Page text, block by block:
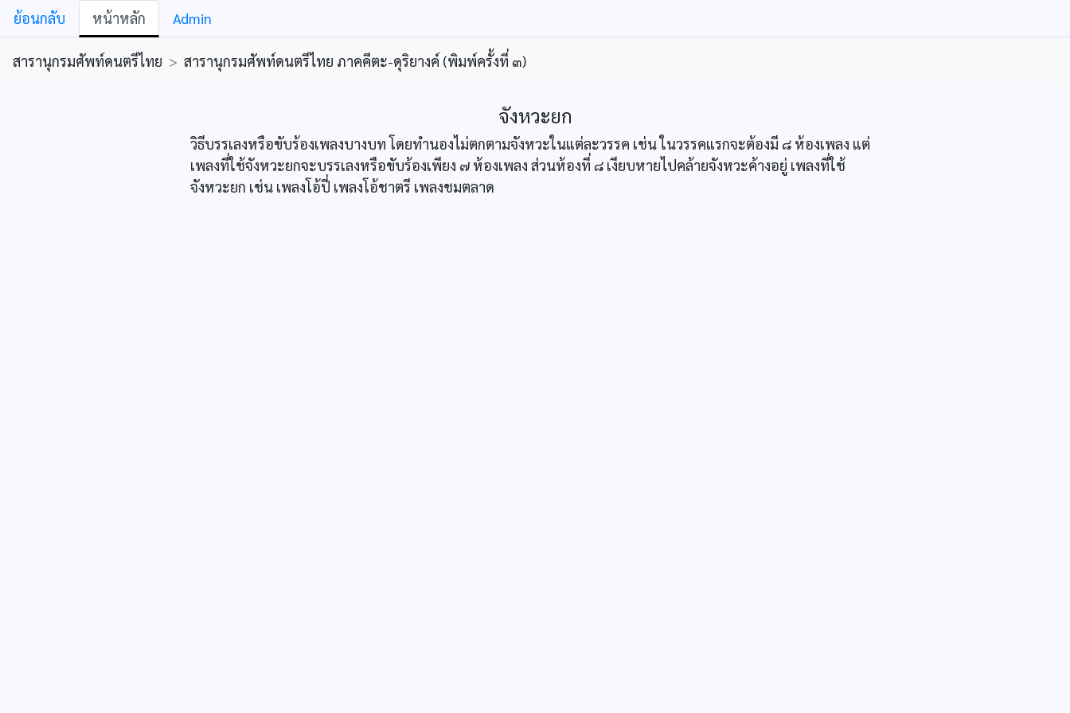
ย้อนกลับ หน้าหลัก Admin
สารานุกรมศัพท์ดนตรีไทย > สารานุกรมศัพท์ดนตรีไทย ภาคคีตะ-ดุริยางค์ (พิมพ์ครั้งที่ ๓)
จังหวะยก
วิธีบรรเลงหรือขับร้องเพลงบางบท โดยทำนองไม่ตกตามจังหวะในแต่ละวรรค เช่น ในวรรคแรกจะต้องมี ๘ ห้องเพลง แต่
เพลงที่ใช้จังหวะยกจะบรรเลงหรือขับร้องเพียง ๗ ห้องเพลง ส่วนห้องที่ ๘ เงียบหายไปคล้ายจังหวะค้างอยู่ เพลงที่ใช้
จังหวะยก เช่น เพลงโอ้ปี่ เพลงโอ้ชาตรี เพลงชมตลาด